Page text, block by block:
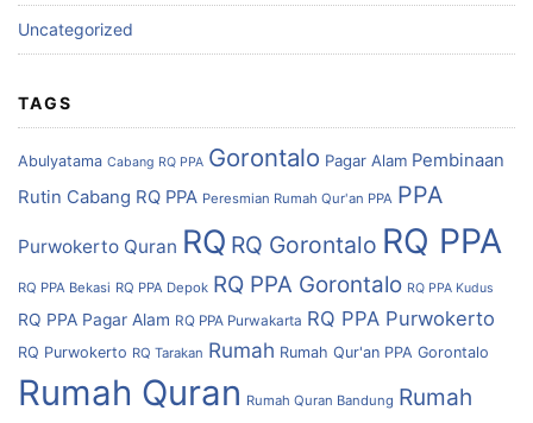
Uncategorized
TAGS
Abulyatama Cabang RQ PPA Gorontalo Pagar Alam Pembinaan
Rutin Cabang RQ PPA Peresmian Rumah Qur'an PPA PPA
Purwokerto Quran RQ RQ Gorontalo RQ PPA
RQ PPA Bekasi RQ PPA Depok RQ PPA Gorontalo RQ PPA Kudus
RQ PPA Pagar Alam RQ PPA Purwakarta RQ PPA Purwokerto
RQ Purwokerto RQ Tarakan Rumah Rumah Qur'an PPA Gorontalo
Rumah Quran Rumah Quran Bandung Rumah